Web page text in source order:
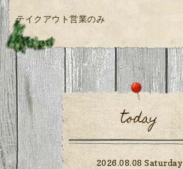
テイクアウト営業のみ
today
2026.08.08 Saturday